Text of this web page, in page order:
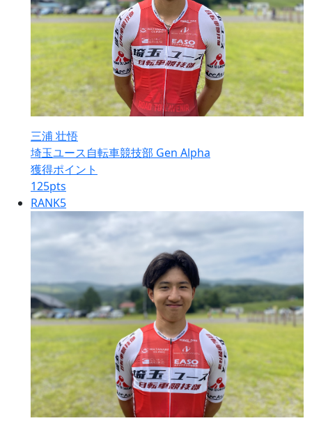
三浦 壮悟
埼玉ユース自転車競技部 Gen Alpha
獲得ポイント
125pts
RANK5